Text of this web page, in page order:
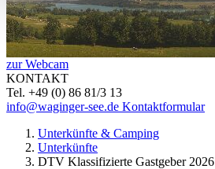
zur Webcam
KONTAKT
Tel. +49 (0) 86 81/3 13
info@waginger-see.de Kontaktformular
Unterkünfte & Camping
Unterkünfte
DTV Klassifizierte Gastgeber 2026